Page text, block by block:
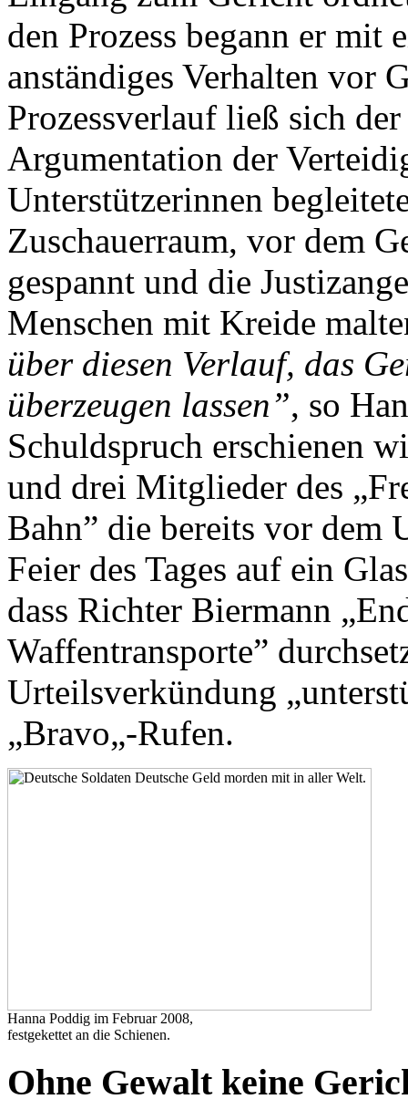
den Prozess begann er mit
anständiges Verhalten vor
Prozessverlauf ließ sich
Argumentation der
Unterstützerinnen
Zuschauerraum, vor dem
gespannt und die
Menschen mit Kreide
über diesen Verlauf, das
überzeugen lassen”, so
Schuldspruch erschienen
und drei Mitglieder des
Bahn” die bereits vor dem
Feier des Tages auf ein
dass Richter Biermann
Waffentransporte”
Urteilsverkündung
„Bravo„-Rufen.
Hanna Poddig im Februar 2008,
festgekettet an die Schienen.
Ohne Gewalt keine